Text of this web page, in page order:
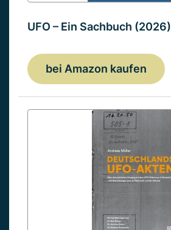
UFO – Ein Sachbuch (2026)
bei Amazon kaufen